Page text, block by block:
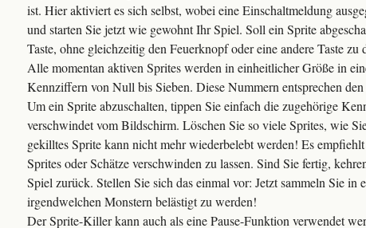
ist. Hier aktiviert es sich selbst, wobei eine Einschaltmeldung
und starten Sie jetzt wie gewohnt Ihr Spiel. Soll ein Sprite
Taste, ohne gleichzeitig den Feuerknopf oder eine andere Taste
Alle momentan aktiven Sprites werden in einheitlicher Größe in
Kennziffern von Null bis Sieben. Diese Nummern entsprechen
Um ein Sprite abzuschalten, tippen Sie einfach die zugehörige
verschwindet vom Bildschirm. Löschen Sie so viele Sprites, wie
gekilltes Sprite kann nicht mehr wiederbelebt werden! Es
Sprites oder Schätze verschwinden zu lassen. Sind Sie fertig,
Spiel zurück. Stellen Sie sich das einmal vor: Jetzt sammeln Sie in
irgendwelchen Monstern belästigt zu werden!
Der Sprite-Killer kann auch als eine Pause-Funktion verwendet